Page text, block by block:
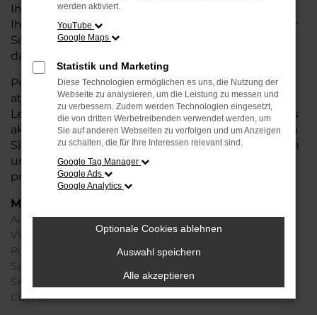
Ihr VW Autohaus in der Nähe von Weyhe steht
Ihnen mit einer breiten Auswahl an Neuwagen zur
Seite und bietet Ihnen umfassende
damit Sie das für Sie passende Fahrzeug finden.
Profitieren Sie von zusätzlichen Services wie
attraktiven Finanzierungsmöglichkeiten,
Leasingangeboten und der Inzahlungnahme Ihres
aktuellen Fahrzeugs. Besuchen Sie uns und lassen
Sie sich von unseren Experten beraten – wir freuen
uns, Ihnen den perfekten Neuwagen zu
präsentieren!
Marken
Audi
VW
Porsche
Seat
Škoda
CUPRA
werden aktiviert.
YouTube
Google Maps
Statistik und Marketing
Diese Technologien ermöglichen es uns, die Nutzung der
Webseite zu analysieren, um die Leistung zu messen und
zu verbessern. Zudem werden Technologien eingesetzt,
die von dritten Werbetreibenden verwendet werden, um
Sie auf anderen Webseiten zu verfolgen und um Anzeigen
zu schalten, die für Ihre Interessen relevant sind.
Google Tag Manager
Google Ads
Google Analytics
Optionale Cookies ablehnen
Auswahl speichern
Alle akzeptieren